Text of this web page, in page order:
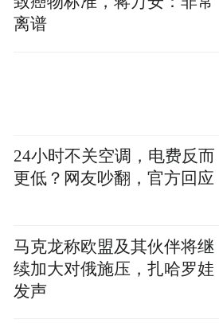
离谱
24小时不关空调，电费反而
更低？网友吵翻，官方回应
马克龙称欧盟及其伙伴将继
续加大对俄施压，扎哈罗娃
发声